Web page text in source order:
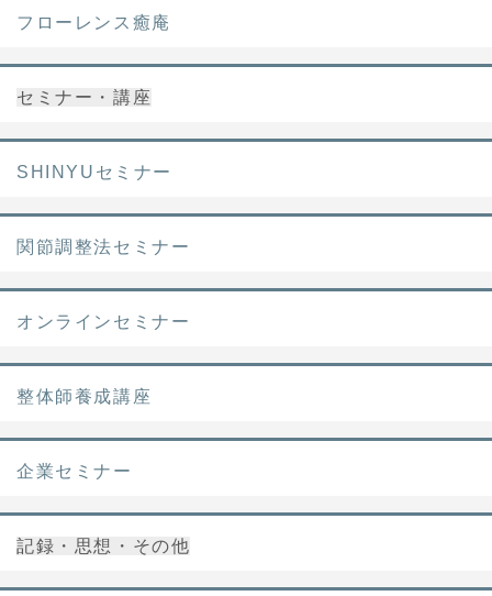
フローレンス癒庵
セミナー・講座
SHINYUセミナー
関節調整法セミナー
オンラインセミナー
整体師養成講座
企業セミナー
記録・思想・その他